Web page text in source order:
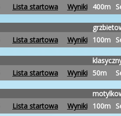
Lista startowa Wyniki 400m
Lista startowa Wyniki 100m
Lista startowa Wyniki 50m
Lista startowa Wyniki 100m